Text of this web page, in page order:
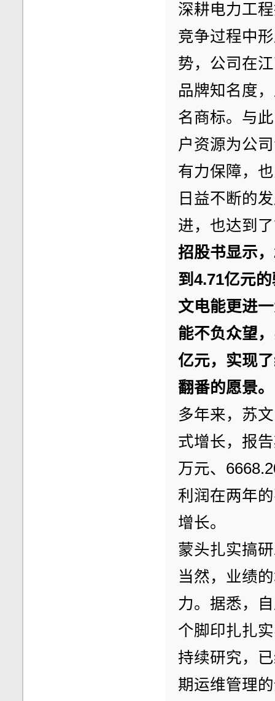
深耕电力工
竞争过程中
势，公司在
品牌知名度
名商标。与
户资源为公
有力保障，
日益不断的
进，也达到
招股书显示
到4.71亿元
文电能更进
能不负众望
亿元，实现
翻番的愿景。
多年来，苏
式增长，报
万元、
利润在两年
增长。
蒙头扎实搞
当然，业绩
力。据悉，
个脚印扎扎
持续研究，
期运维管理